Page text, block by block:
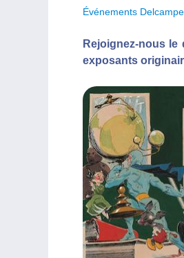
Événements Delcampe
Rejoignez-nous
exposants